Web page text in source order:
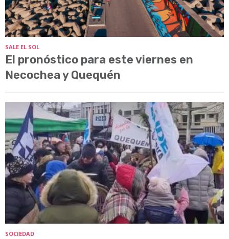
SALE EL SOL
El pronóstico para este viernes en
Necochea y Quequén
SOCIEDAD